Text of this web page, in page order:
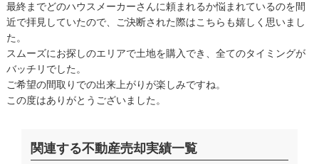
最終までどのハウスメーカーさんに頼まれるか悩まれているのを間
近で拝見していたので、ご決断された際はこちらも嬉しく思いまし
た。
スムーズにお探しのエリアで土地を購入でき、全てのタイミングが
バッチリでした。
ご希望の間取りでの出来上がりが楽しみですね。
この度はありがとうございました。
関連する不動産売却実績一覧